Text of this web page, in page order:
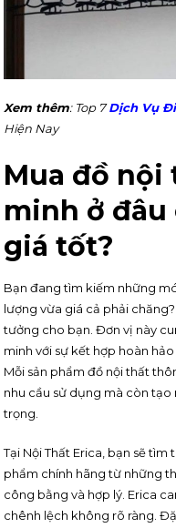
Xem thêm: Top 7Dịch Vụ
Hiện Nay
Mua đồ
minh ở đâu
giá tốt?
Bạn đang tìm kiếm những
lượng vừa giá cả phải chăng?
tưởng cho bạn. Đơn vị này
minh với sự kết hợp hoàn
Mỗi sản phẩm đồ nội thất
nhu cầu sử dụng mà còn tạo
trọng.
Tại Nội Thất Erica, bạn sẽ
phẩm chính hãng từ những
công bằng và hợp lý. Erica
chênh lệch không rõ ràng.